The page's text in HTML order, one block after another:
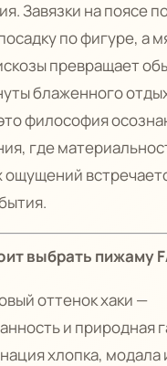
Завязки на поясе
по фигуре, а
превращает
блаженного
философия
где
ощущений
выбрать пижаму
оттенок хаки —
и природная
хлопка, модала